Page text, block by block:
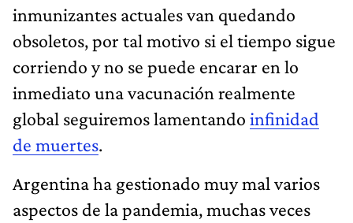
inmunizantes actuales van quedando
obsoletos, por tal motivo si el tiempo sigue
corriendo y no se puede encarar en lo
inmediato una vacunación realmente
global seguiremos lamentando infinidad
de muertes.
Argentina ha gestionado muy mal varios
aspectos de la pandemia, muchas veces